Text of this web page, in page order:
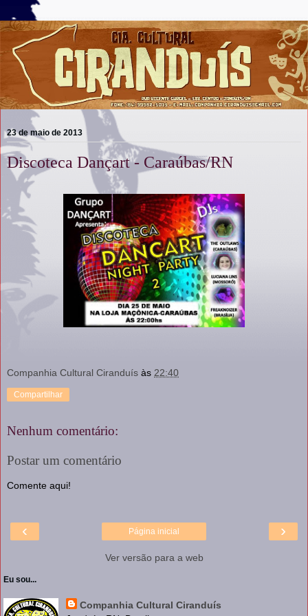
23 de maio de 2013
Discoteca Dançart - Caraúbas/RN
Companhia Cultural Ciranduís às 22:40
Compartilhar
Nenhum comentário:
Postar um comentário
Comente aqui!
‹ ›
Página inicial
Ver versão para a web
Eu sou...
Companhia Cultural Ciranduís